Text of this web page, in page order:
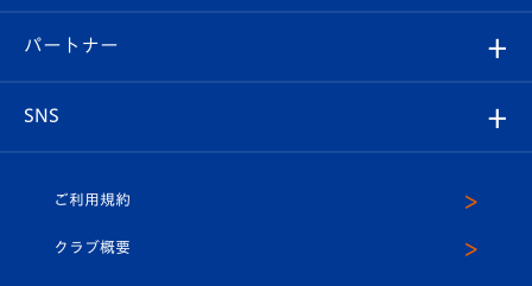
メディア
ホームタウン
マスコット紹介
ヴィヴィくんの長崎おもてなしガイド
スタジアムグルメ
V-LOVERS（ファンクラブ）
プレイヤーズスイート
店舗情報
育成からのお知らせ
U-18
パートナー
SNS
ヴィヴィくんインスタグラム
ご利用規約
クラブ概要